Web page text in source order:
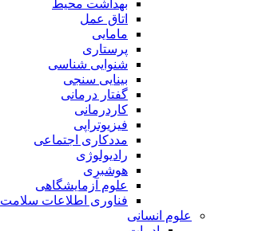
بهداشت محیط
اتاق عمل
مامایی
پرستاری
شنوایی شناسی
بینایی سنجی
گفتار درمانی
کاردرمانی
فیزیوتراپی
مددکاری اجتماعی
رادیولوژی
هوشبری
علوم آزمایشگاهی
فناوری اطلاعات سلامت
علوم انسانی